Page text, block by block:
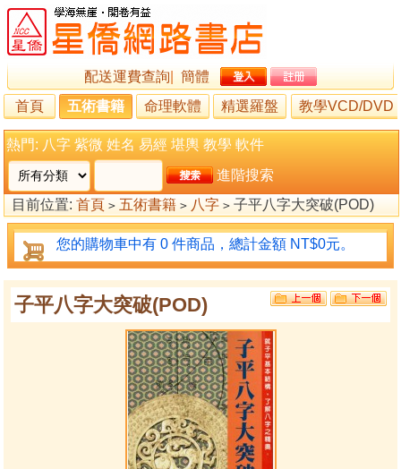
配送運費查詢
簡體
首頁
五術書籍 命理軟體 精選羅盤 教學VCD/DVD
熱門: 八字 紫微 姓名 易經 堪輿 教學 軟件
進階搜索
目前位置: 首頁 > 五術書籍 > 八字 > 子平八字大突破(POD)
您的購物車中有 0 件商品，總計金額 NT$0元。
子平八字大突破(POD)